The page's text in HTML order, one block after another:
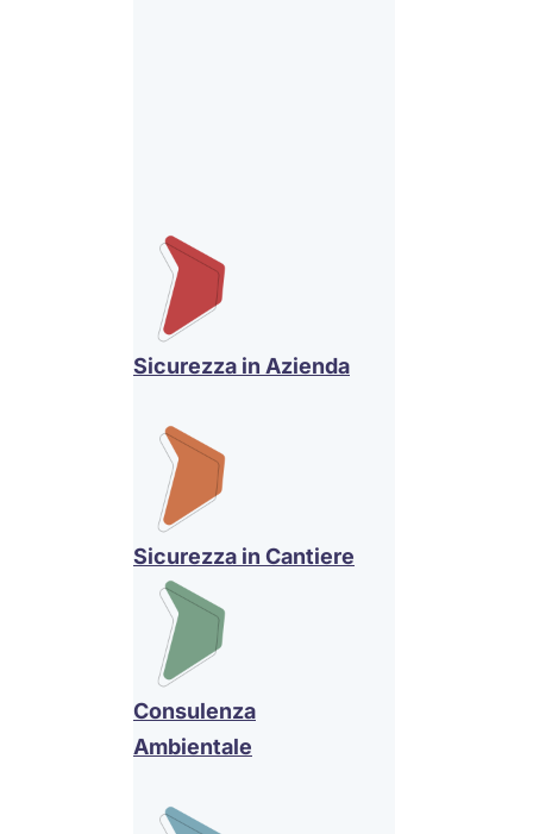
Sicurezza in Azienda
Sicurezza in Cantiere
Consulenza
Ambientale